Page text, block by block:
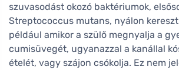
szuvasodást okozó baktériumok,
Streptococcus mutans, nyálon
például amikor a szülő megnyalja a
cumisüvegét, ugyanazzal a kanállal
ételét, vagy szájon csókolja. Ez nem